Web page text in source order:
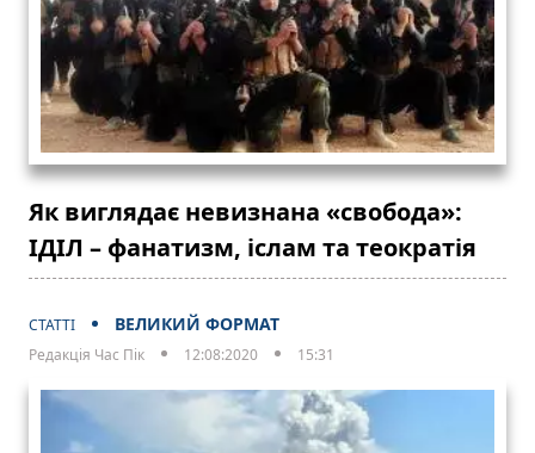
Як виглядає невизнана «свобода»:
ІДІЛ – фанатизм, іслам та теократія
СТАТТІ ВЕЛИКИЙ ФОРМАТ
Редакція Час Пік 12:08:2020 15:31